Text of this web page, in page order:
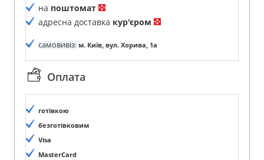
на поштомат
адресна доставка кур'єром
самовивіз: м. Київ, вул. Хорива, 1а
Оплата
готівкою
безготівковим
Visa
MasterCard